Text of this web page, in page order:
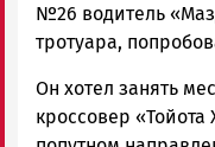
№26 водитель
тротуара,
Он хотел занять
кроссовер